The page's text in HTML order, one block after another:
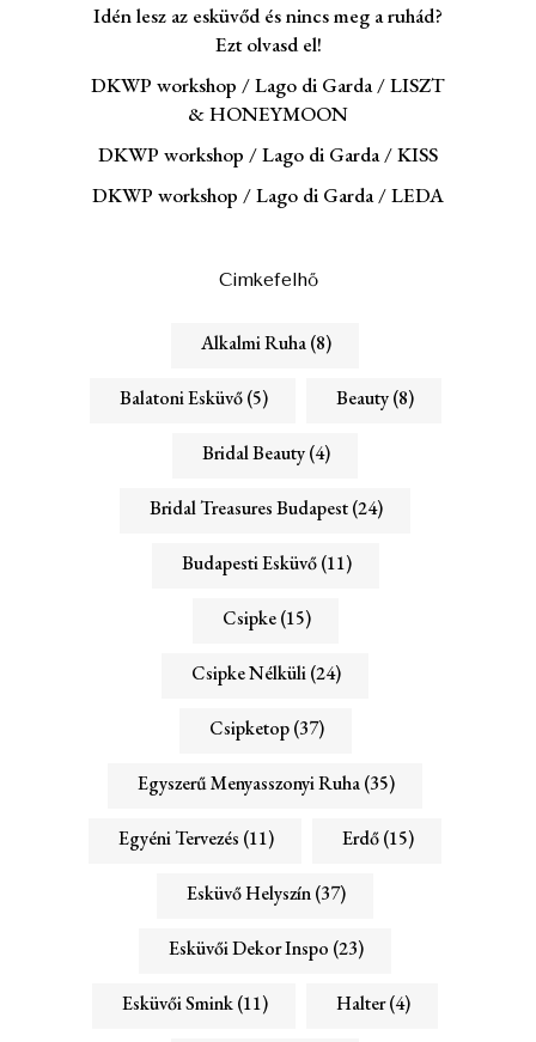
Idén lesz az esküvőd és nincs meg a ruhád?
Ezt olvasd el!
DKWP workshop / Lago di Garda / LISZT
& HONEYMOON
DKWP workshop / Lago di Garda / KISS
DKWP workshop / Lago di Garda / LEDA
Cimkefelhő
Alkalmi Ruha(8)
Balatoni Esküvő(5) Beauty(8)
Bridal Beauty(4)
Bridal Treasures Budapest(24)
Budapesti Esküvő(11)
Csipke(15)
Csipke Nélküli(24)
Csipketop(37)
Egyszerű Menyasszonyi Ruha(35)
Egyéni Tervezés (11) Erdő(15)
Esküvő Helyszín(37)
Esküvői Dekor Inspo (23)
Esküvői Smink(11) Halter(4)